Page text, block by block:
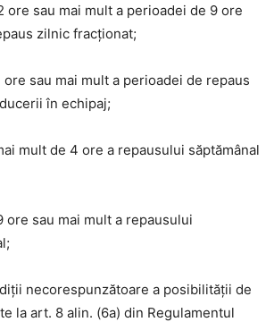
ore sau mai mult a perioadei de 9 ore
zilnic fracționat;
sau mai mult a perioadei de repaus
în echipaj;
mult de 4 ore a repausului săptămânal
ore sau mai mult a repausului
necorespunzătoare a posibilității de
la art. 8 alin. (6a) din Regulamentul